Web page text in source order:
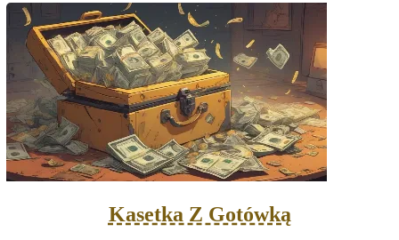
Kasetka Z Gotówką